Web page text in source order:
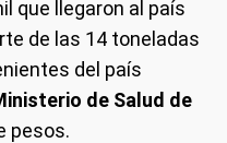
que llegaron al país
de las 14 toneladas
del país
de Salud de
pesos.